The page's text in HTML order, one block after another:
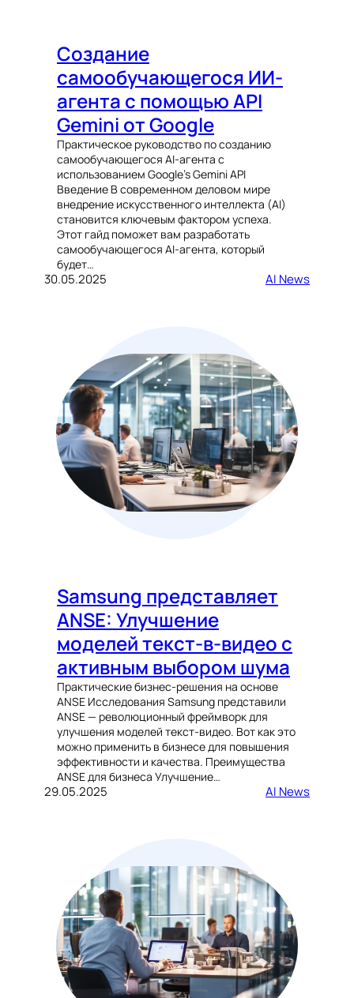
Создание
самообучающегося ИИ-
агента с помощью API
Gemini от Google
Практическое руководство по созданию
самообучающегося AI-агента с
использованием Google’s Gemini API
Введение В современном деловом мире
внедрение искусственного интеллекта (AI)
становится ключевым фактором успеха.
Этот гайд поможет вам разработать
самообучающегося AI-агента, который
будет…
30.05.2025 AI News
Samsung представляет
ANSE: Улучшение
моделей текст-в-видео с
активным выбором шума
Практические бизнес-решения на основе
ANSE Исследования Samsung представили
ANSE — революционный фреймворк для
улучшения моделей текст-видео. Вот как это
можно применить в бизнесе для повышения
эффективности и качества. Преимущества
ANSE для бизнеса Улучшение…
29.05.2025 AI News